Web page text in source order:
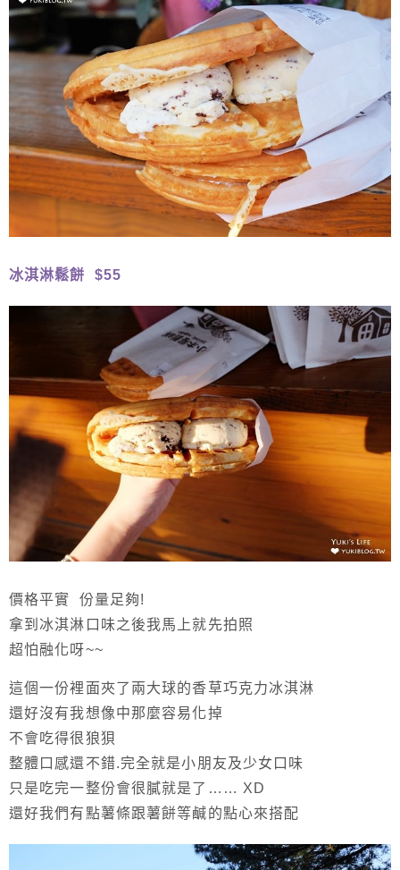
冰淇淋鬆餅 $55
價格平實 份量足夠!
拿到冰淇淋口味之後我馬上就先拍照
超怕融化呀~~
這個一份裡面夾了兩大球的香草巧克力冰淇淋
還好沒有我想像中那麼容易化掉
不會吃得很狼狽
整體口感還不錯.完全就是小朋友及少女口味
只是吃完一整份會很膩就是了…… XD
還好我們有點薯條跟薯餅等鹹的點心來搭配